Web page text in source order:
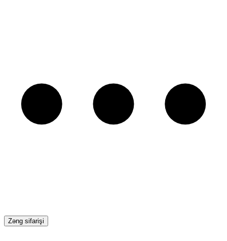
Zəng sifarişi